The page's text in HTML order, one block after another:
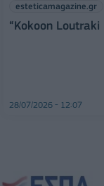
esteticamagazine.gr
“Kokoon Loutraki
28/07/2026 - 12:07